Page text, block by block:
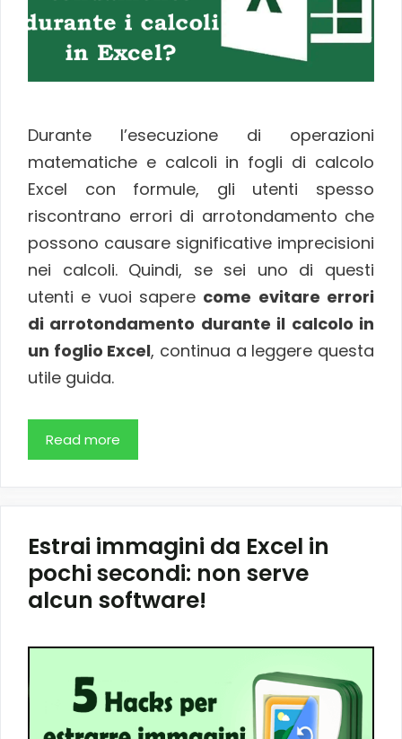
Durante l’esecuzione di operazioni
matematiche e calcoli in fogli di calcolo
Excel con formule, gli utenti spesso
riscontrano errori di arrotondamento che
possono causare significative imprecisioni
nei calcoli. Quindi, se sei uno di questi
utenti e vuoi sapere come evitare errori
di arrotondamento durante il calcolo in
un foglio Excel, continua a leggere questa
utile guida.
Read more
Estrai immagini da Excel in
pochi secondi: non serve
alcun software!